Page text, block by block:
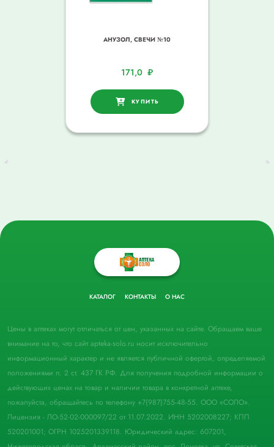
АНУЗОЛ, СВЕЧИ №10
171,0 ₽
КУПИТЬ
КАТАЛОГ КОНТАКТЫ О НАС
Цены в аптеках могут отличаться от цен, указанных на сайте. Обращаем ваше
внимание на то, что сайт apteka-solo.ru носит исключительно
информационный характер и не является публичной офертой, определяемой
положениями п. 2 ст. 437 ГК РФ. Для получения подробной информации о
действующих ценах на товар и наличии товара в конкретной аптеке,
пожалуйста, обращайтесь по телефону +7(987)755-48-55. ООО «СОЛО».
Лицензия - ЛО-52-02-000097/22 от 11.07.2022. ИНН 5202008227; КПП
520201001; ОГРН 1025201339118. Юридический адрес: 607201,